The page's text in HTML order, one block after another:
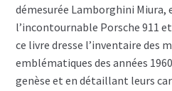
démesurée Lamborghini Miura,
l’incontournable Porsche 911
ce livre dresse l’inventaire des
emblématiques des années
genèse et en détaillant leurs